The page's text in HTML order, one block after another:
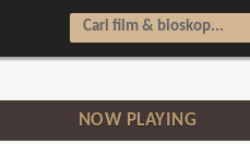
NOW PLAYING